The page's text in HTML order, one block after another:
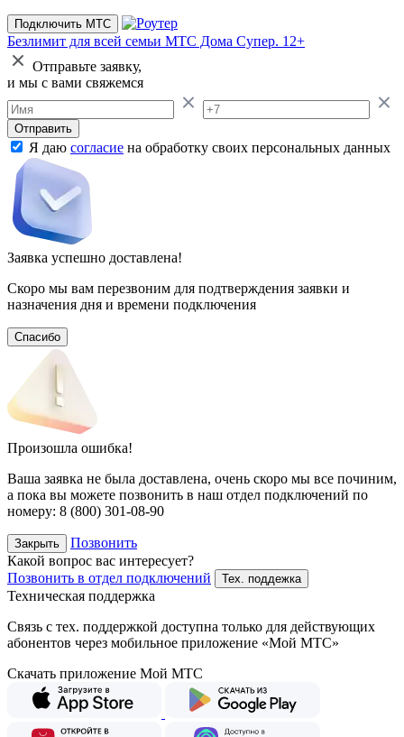
Подключить МТС
Безлимит для всей семьи МТС Дома Супер. 12+
Отправьте заявку,
и мы с вами свяжемся
Отправить
Я даю согласие на обработку своих персональных данных
Заявка успешно доставлена!
Скоро мы вам перезвоним для подтверждения заявки и
назначения дня и времени подключения
Спасибо
Произошла ошибка!
Ваша заявка не была доставлена, очень скоро мы все починим,
а пока вы можете позвонить в наш отдел подключений по
номеру: 8 (800) 301-08-90
Закрыть
Позвонить
Какой вопрос вас интересует?
Позвонить в отдел подключений
Тех. поддежка
Техническая поддержка
Связь с тех. поддержкой доступна только для действующих
абонентов через мобильное приложение «Мой МТС»
Скачать приложение Мой МТС